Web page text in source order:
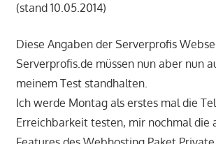
(stand 10.05.2014)
Diese Angaben der Serverprofis
Serverprofis.de müssen nun aber nun
meinem Test standhalten.
Ich werde Montag als erstes mal die
Erreichbarkeit testen, mir nochmal die